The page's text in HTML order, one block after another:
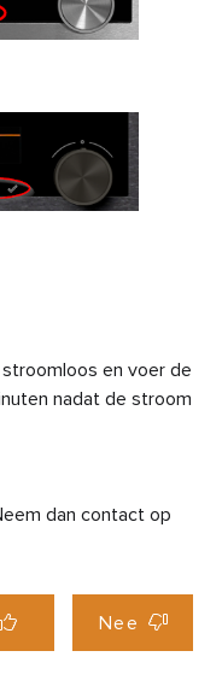
en voer de
nadat de stroom
dan contact op
Nee